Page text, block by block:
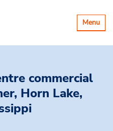
Basculer
la
Menu
commercial
Horn Lake,